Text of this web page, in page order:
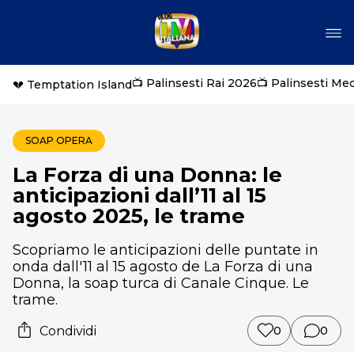
💔 Temptation Island📺 Palinsesti Rai 2026📺 Palinsesti
SOAP OPERA
La Forza di una Donna: le
anticipazioni dall’11 al 15
agosto 2025, le trame
Scopriamo le anticipazioni delle puntate in
onda dall'11 al 15 agosto de La Forza di una
Donna, la soap turca di Canale Cinque. Le
trame.
Condividi 0 0